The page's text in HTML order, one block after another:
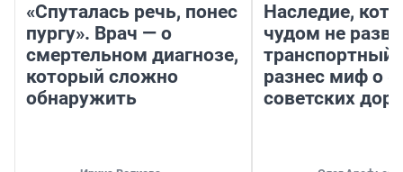
«Спуталась речь, понес
пургу». Врач — о
смертельном диагнозе,
который сложно
обнаружить
Наследие,
чудом не
транспортный
разнес миф о
советских